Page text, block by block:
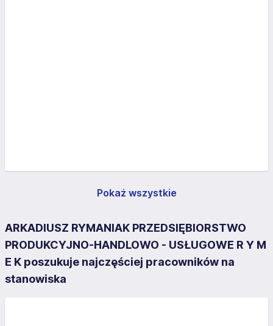
Pokaż wszystkie
ARKADIUSZ RYMANIAK PRZEDSIĘBIORSTWO
PRODUKCYJNO-HANDLOWO - USŁUGOWE R Y M
E K poszukuje najczęściej pracowników na
stanowiska